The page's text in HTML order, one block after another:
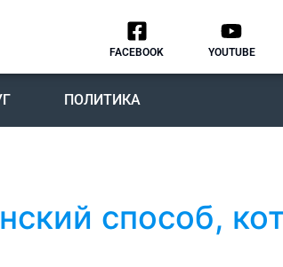
FACEBOOK YOUTUBE
ПОЛИТИКА
способ,